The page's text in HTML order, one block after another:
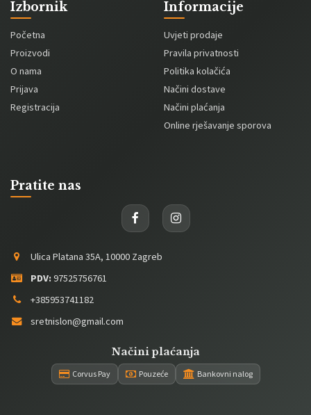
Izbornik
Početna
Proizvodi
O nama
Prijava
Registracija
Informacije
Uvjeti prodaje
Pravila privatnosti
Politika kolačića
Načini dostave
Načini plaćanja
Online rješavanje sporova
Pratite nas
Ulica Platana 35A, 10000 Zagreb
PDV: 97525756761
+385953741182
sretnislon@gmail.com
Načini plaćanja
Corvus Pay Pouzeće Bankovni nalog